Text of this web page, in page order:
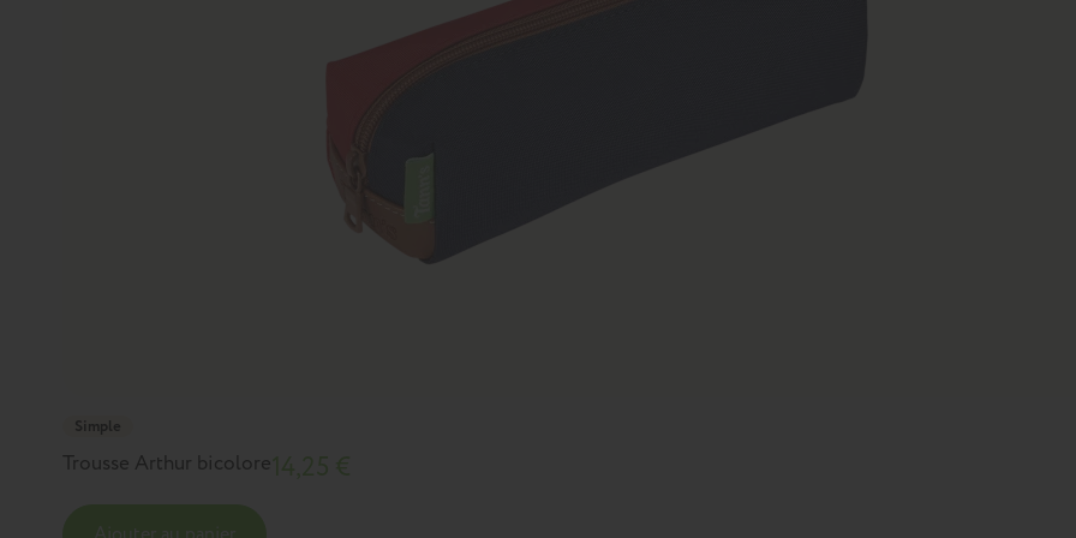
Simple
Trousse Arthur bicolore